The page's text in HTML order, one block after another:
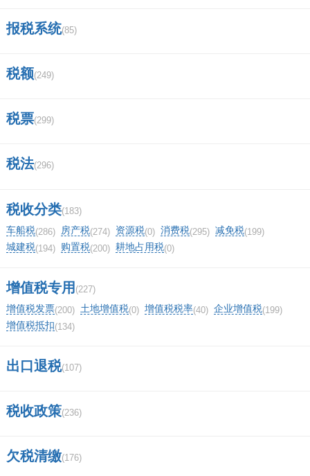
报税系统(85)
税额(249)
税票(299)
税法(296)
税收分类(183)
车船税(286) 房产税(274) 资源税(0) 消费税(295) 减免税(199)
城建税(194) 购置税(200) 耕地占用税(0)
增值税专用 (227)
增值税发票(200) 土地增值税(0) 增值税税率(40) 企业增值税(199)
增值税抵扣(134)
出口退税(107)
税收政策(236)
欠税清缴(176)